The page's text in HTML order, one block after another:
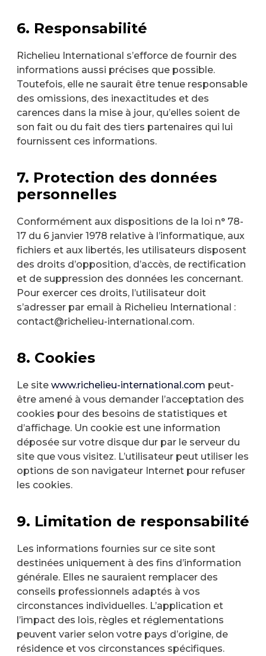
6. Responsabilité
Richelieu International s’efforce de fournir des
informations aussi précises que possible.
Toutefois, elle ne saurait être tenue responsable
des omissions, des inexactitudes et des
carences dans la mise à jour, qu’elles soient de
son fait ou du fait des tiers partenaires qui lui
fournissent ces informations.
7. Protection des données
personnelles
Conformément aux dispositions de la loi n° 78-
17 du 6 janvier 1978 relative à l’informatique, aux
fichiers et aux libertés, les utilisateurs disposent
des droits d’opposition, d’accès, de rectification
et de suppression des données les concernant.
Pour exercer ces droits, l’utilisateur doit
s’adresser par email à Richelieu International :
contact@richelieu-international.com.
8. Cookies
Le site www.richelieu-international.com peut-
être amené à vous demander l’acceptation des
cookies pour des besoins de statistiques et
d’affichage. Un cookie est une information
déposée sur votre disque dur par le serveur du
site que vous visitez. L’utilisateur peut utiliser les
options de son navigateur Internet pour refuser
les cookies.
9. Limitation de responsabilité
Les informations fournies sur ce site sont
destinées uniquement à des fins d’information
générale. Elles ne sauraient remplacer des
conseils professionnels adaptés à vos
circonstances individuelles. L’application et
l’impact des lois, règles et réglementations
peuvent varier selon votre pays d’origine, de
résidence et vos circonstances spécifiques.